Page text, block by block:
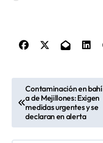
Contaminación en bahí
a de Mejillones: Exigen
medidas urgentes y se
declaran en alerta